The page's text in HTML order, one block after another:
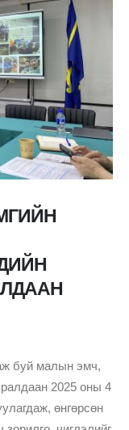
буй малын эмч,
2025 оны 4
өнгөрсөн